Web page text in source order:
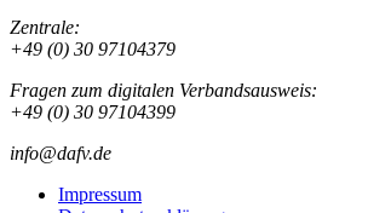
Zentrale:
+49 (0) 30 97104379
Fragen zum digitalen Verbandsausweis:
+49 (0) 30 97104399
info@dafv.de
Impressum